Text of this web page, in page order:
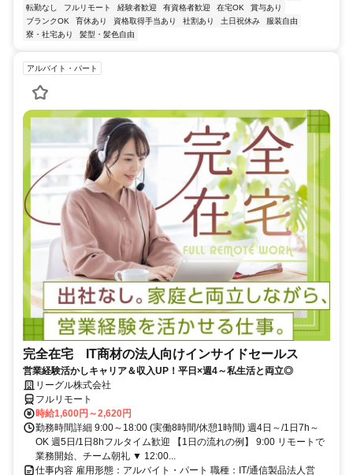
転勤なし
フルリモート 経験者歓迎 有資格者歓迎 在宅OK
賞与あり
ブランクOK
育休あり 資格取得手当あり 社割あり 土日祝休み
服装自由
寮・社宅あり
髪型・髪色自由
アルバイト・パート
完全在宅 IT商材の法人向けインサイドセールス
営業経験活かしキャリア＆収入UP！平日×週4～私生活と両立◎
リーグル株式会社
フルリモート
時給1,600円～2,620円
勤務時間詳細 9:00～18:00 (実働8時間/休憩1時間) 週4日～/1日7h～
OK 週5日/1日8hフルタイム歓迎 【1日の流れの例】 9:00 リモートで
業務開始、チーム朝礼 ▼ 12:00...
仕事内容 雇用形態：アルバイト・パート 職種：IT/通信製品法人営